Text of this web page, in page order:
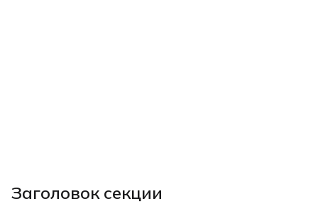
Заголовок секции